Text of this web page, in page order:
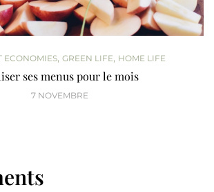
ECONOMIES, GREEN LIFE, HOME LIFE
ses menus pour le mois
7 NOVEMBRE